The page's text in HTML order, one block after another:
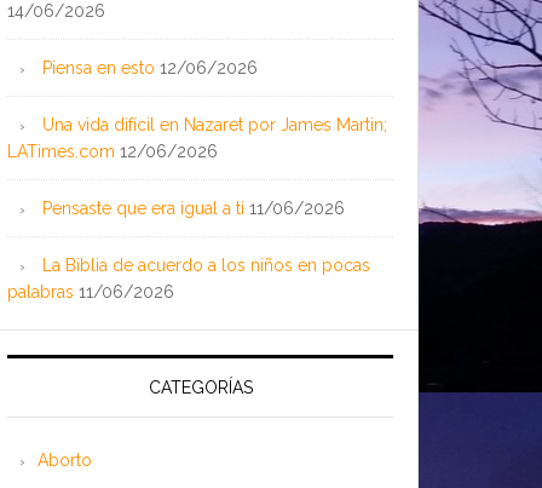
14/06/2026
Piensa en esto 12/06/2026
Una vida difícil en Nazaret por James Martin;
LATimes.com 12/06/2026
Pensaste que era igual a ti 11/06/2026
La Biblia de acuerdo a los niños en pocas
palabras 11/06/2026
CATEGORÍAS
Aborto